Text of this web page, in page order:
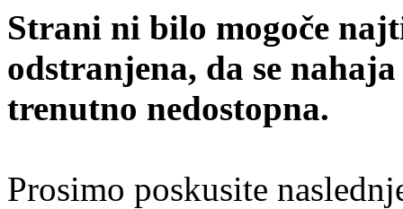
Strani ni bilo mogoče
odstranjena, da se
trenutno nedostopna.
Prosimo poskusite